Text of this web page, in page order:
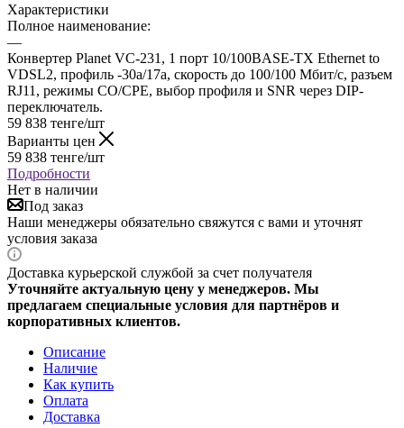
Характеристики
Полное наименование:
—
Конвертер Planet VC-231, 1 порт 10/100BASE-TX Ethernet to
VDSL2, профиль -30a/17a, скорость до 100/100 Мбит/с, разъем
RJ11, режимы CO/CPE, выбор профиля и SNR через DIP-
переключатель.
59 838 тенге/шт
Варианты цен
59 838 тенге/шт
Подробности
Нет в наличии
Под заказ
Наши менеджеры обязательно свяжутся с вами и уточнят
условия заказа
Доставка курьерской службой за счет получателя
Уточняйте актуальную цену у менеджеров. Мы
предлагаем специальные условия для партнёров и
корпоративных клиентов.
Описание
Наличие
Как купить
Оплата
Доставка